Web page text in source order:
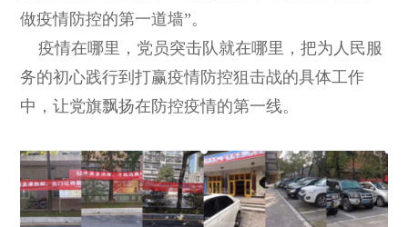
做疫情防控的第一道墙”。
疫情在哪里，党员突击队就在哪里，把为人民服
务的初心践行到打赢疫情防控狙击战的具体工作
中，让党旗飘扬在防控疫情的第一线。